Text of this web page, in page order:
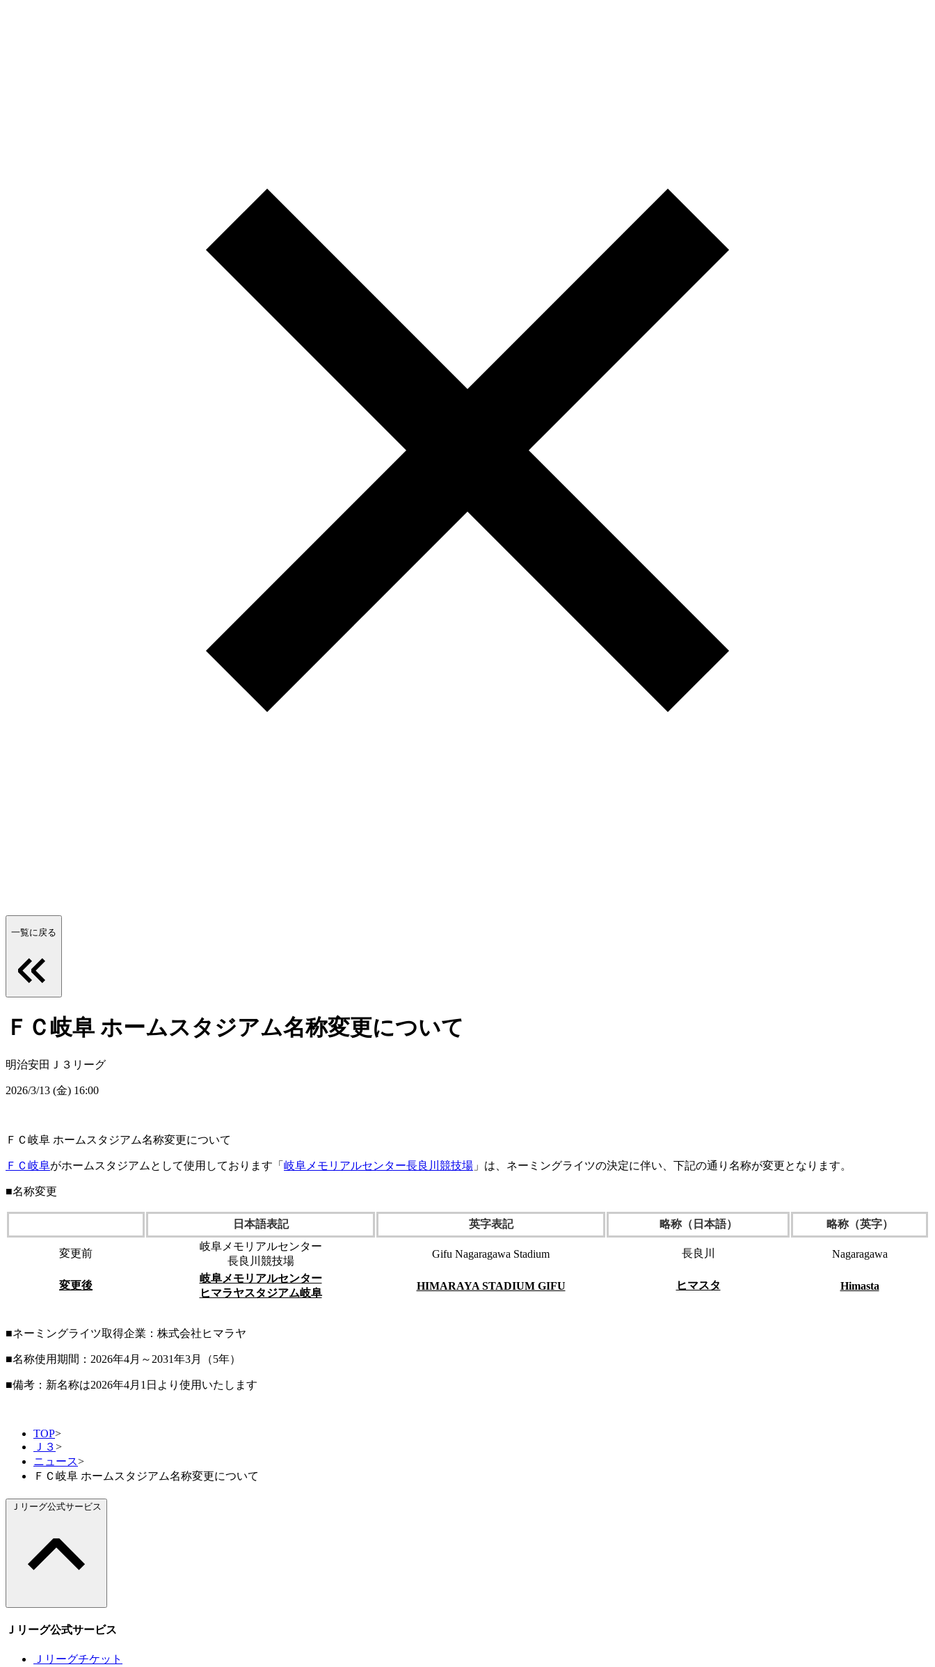
一覧に戻る
ＦＣ岐阜 ホームスタジアム名称変更について
明治安田Ｊ３リーグ
2026/3/13 (金) 16:00
ＦＣ岐阜 ホームスタジアム名称変更について
ＦＣ岐阜がホームスタジアムとして使用しております「 岐阜メモリアルセンター長良川競技場 」は、ネーミングライツの決定に伴い、下記の通り名称が変更となります。
■名称変更
日本語表記 英字表記 略称（日本語） 略称（英字）
変更前
岐阜メモリアルセンター
長良川競技場
Gifu Nagaragawa Stadium 長良川 Nagaragawa
変更後
岐阜メモリアルセンター
ヒマラヤスタジアム岐阜
HIMARAYA STADIUM GIFU ヒマスタ Himasta
■ネーミングライツ取得企業：株式会社ヒマラヤ
■名称使用期間：2026年4月～2031年3月（5年）
■備考：新名称は2026年4月1日より使用いたします
TOP>
Ｊ３>
ニュース>
ＦＣ岐阜 ホームスタジアム名称変更について
Ｊリーグ公式サービス
Ｊリーグ公式サービス
Ｊリーグチケット